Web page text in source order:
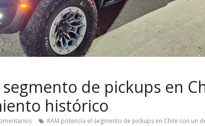
de pickups en
histórico
RAM potencia el segmento de pickups en Chile con un